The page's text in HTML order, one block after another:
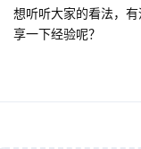
想听听大家的看法，
享一下经验呢？